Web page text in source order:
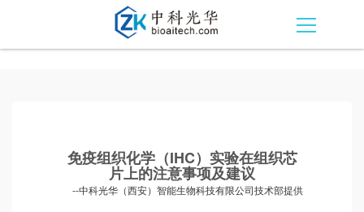
免疫组织化学（IHC）实验在组织芯
片上的注意事项及建议
--中科光华（西安）智能生物科技有限公司技术部提供